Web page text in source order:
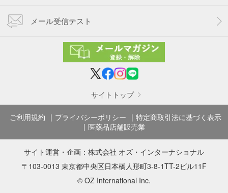
メール受信テスト
サイトトップ
ご利用規約 プライバシーポリシー
特定商取引法に基づく表示
医薬品店舗販売業
サイト運営・企画： 株式会社 オズ・インターナショナル
〒103-0013 東京都中央区日本橋人形町3-8-1TT-2ビル11F
© OZ International Inc.